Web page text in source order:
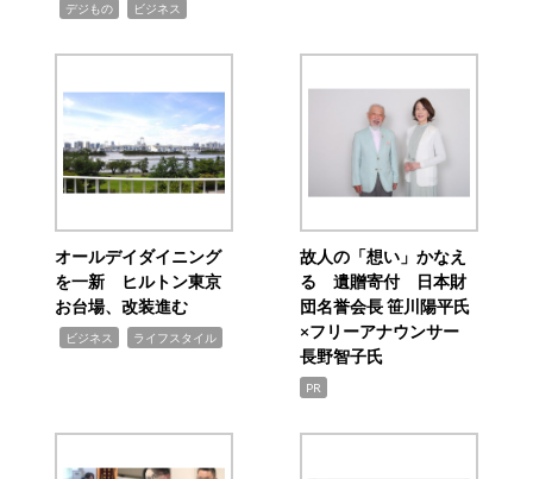
デジもの ビジネス
オールデイダイニング
を一新 ヒルトン東京
お台場、改装進む
ビジネス ライフスタイル
故人の「想い」かなえ
る 遺贈寄付 日本財
団名誉会長 笹川陽平氏
×フリーアナウンサー
長野智子氏
PR